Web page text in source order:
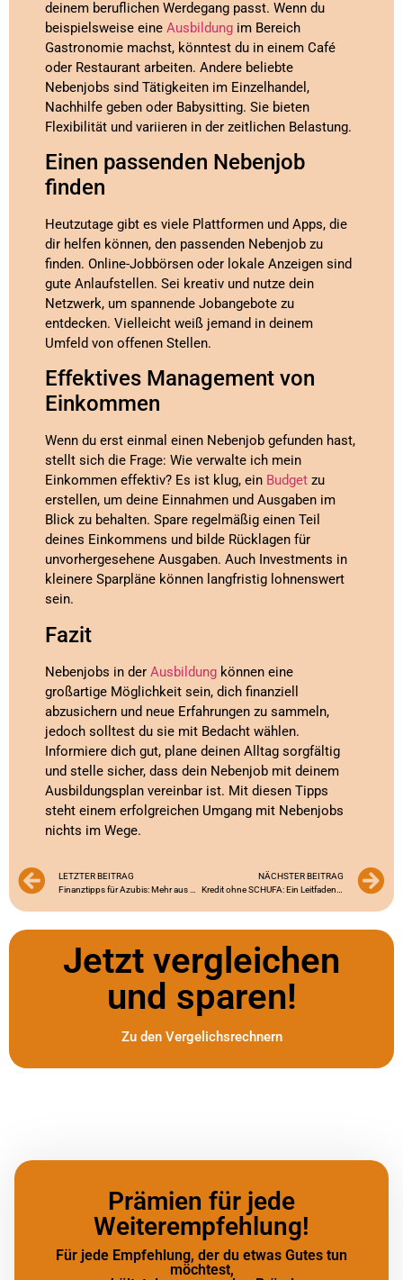
deinem beruflichen Werdegang passt. Wenn du
beispielsweise eine Ausbildung im Bereich
Gastronomie machst, könntest du in einem Café
oder Restaurant arbeiten. Andere beliebte
Nebenjobs sind Tätigkeiten im Einzelhandel,
Nachhilfe geben oder Babysitting. Sie bieten
Flexibilität und variieren in der zeitlichen Belastung.
Einen passenden Nebenjob
finden
Heutzutage gibt es viele Plattformen und Apps, die
dir helfen können, den passenden Nebenjob zu
finden. Online-Jobbörsen oder lokale Anzeigen sind
gute Anlaufstellen. Sei kreativ und nutze dein
Netzwerk, um spannende Jobangebote zu
entdecken. Vielleicht weiß jemand in deinem
Umfeld von offenen Stellen.
Effektives Management von
Einkommen
Wenn du erst einmal einen Nebenjob gefunden hast,
stellt sich die Frage: Wie verwalte ich mein
Einkommen effektiv? Es ist klug, ein Budget zu
erstellen, um deine Einnahmen und Ausgaben im
Blick zu behalten. Spare regelmäßig einen Teil
deines Einkommens und bilde Rücklagen für
unvorhergesehene Ausgaben. Auch Investments in
kleinere Sparpläne können langfristig lohnenswert
sein.
Fazit
Nebenjobs in der Ausbildung können eine
großartige Möglichkeit sein, dich finanziell
abzusichern und neue Erfahrungen zu sammeln,
jedoch solltest du sie mit Bedacht wählen.
Informiere dich gut, plane deinen Alltag sorgfältig
und stelle sicher, dass dein Nebenjob mit deinem
Ausbildungsplan vereinbar ist. Mit diesen Tipps
steht einem erfolgreichen Umgang mit Nebenjobs
nichts im Wege.
LETZTER BEITRAG
NÄCHSTER BEITRAG
Jetzt vergleichen
und sparen!
Zu den Vergelichsrechnern
Prämien für jede
Weiterempfehlung!
Für jede Empfehlung, der du etwas Gutes tun
möchtest,